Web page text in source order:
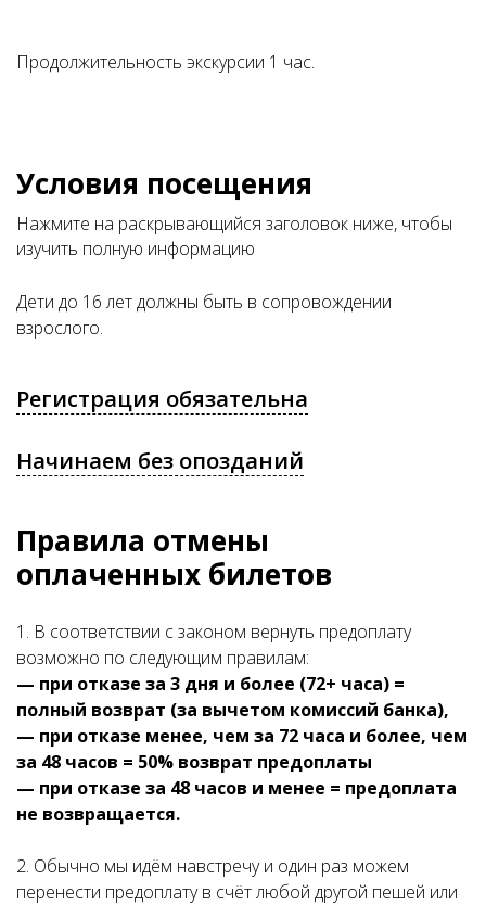
Продолжительность экскурсии 1 час.
Условия посещения
Нажмите на раскрывающийся заголовок ниже, чтобы
изучить полную информацию
Дети до 16 лет должны быть в сопровождении
взрослого.
Регистрация обязательна
Начинаем без опозданий
Правила отмены
оплаченных билетов
1. В соответствии с законом вернуть предоплату
возможно по следующим правилам:
— при отказе за 3 дня и более (72+ часа) =
полный возврат (за вычетом комиссий банка),
— при отказе менее, чем за 72 часа и более, чем
за 48 часов = 50% возврат предоплаты
— при отказе за 48 часов и менее = предоплата
не возвращается.
2. Обычно мы идём навстречу и один раз можем
перенести предоплату в счёт любой другой пешей или